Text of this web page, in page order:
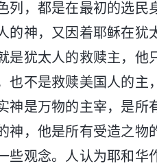
列，都是在最初的选民
的神，又因着耶稣在
是犹太人的救赎主，
也不是救赎美国人的
神是万物的主宰，是所
神，他是所有受造之物
些观念。人认为耶和